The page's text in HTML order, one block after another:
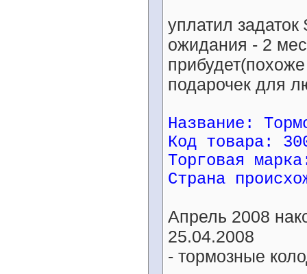
уплатил
ожидания - 2
подарочек для
Название:
Код товара:
Торговая
Страна
Апрель 2008
25.04.2008
- тормозные